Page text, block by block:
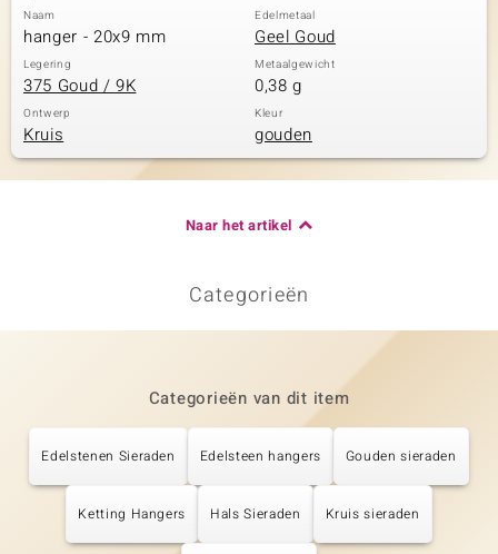
Naam
hanger - 20x9 mm
Edelmetaal
Geel Goud
Legering
375 Goud / 9K
Metaalgewicht
0,38 g
Ontwerp
Kruis
Kleur
gouden
Naar het artikel
Categorieën
Categorieën van dit item
Edelstenen Sieraden Edelsteen hangers Gouden sieraden
Ketting Hangers Hals Sieraden Kruis sieraden